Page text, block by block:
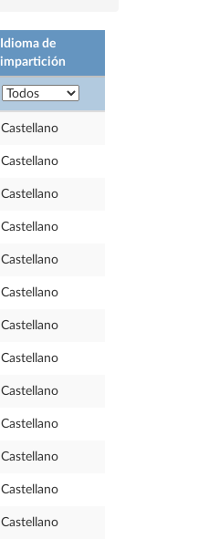
Idioma de
impartición
Castellano
Castellano
Castellano
Castellano
Castellano
Castellano
Castellano
Castellano
Castellano
Castellano
Castellano
Castellano
Castellano